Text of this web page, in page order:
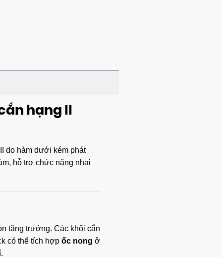
hạng II
do hàm dưới kém phát
hỗ trợ chức năng nhai
tăng trưởng. Các khối cắn
có thể tích hợp ốc nong ở